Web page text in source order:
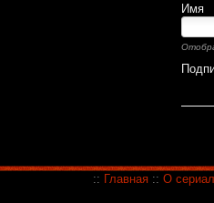
Имя
:: Главная :: О